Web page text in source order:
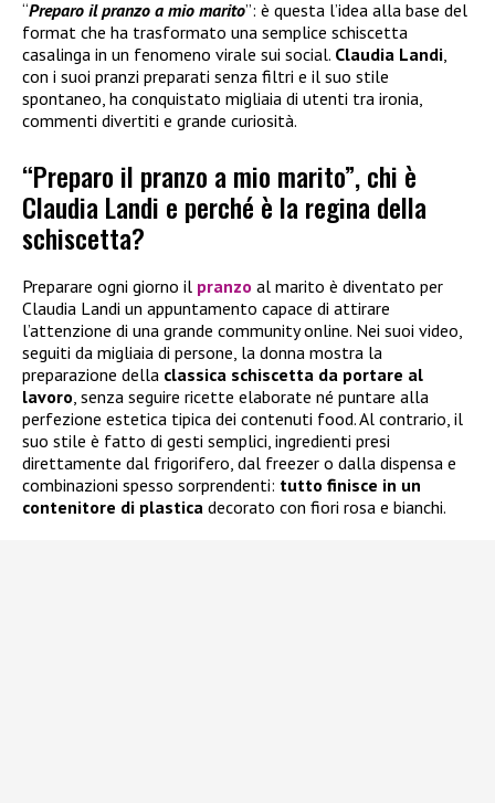
“Preparo il pranzo a mio marito”: è questa l’idea alla base del
format che ha trasformato una semplice schiscetta
casalinga in un fenomeno virale sui social. Claudia Landi
con i suoi pranzi preparati senza filtri e il suo stile
spontaneo, ha conquistato migliaia di utenti tra ironia,
commenti divertiti e grande curiosità.
“Preparo il pranzo a mio marito”, chi è
Claudia Landi e perché è la regina della
schiscetta?
Preparare ogni giorno il pranzo al marito è diventato per
Claudia Landi un appuntamento capace di attirare
l’attenzione di una grande community online. Nei suoi video,
seguiti da migliaia di persone, la donna mostra la
preparazione della classica schiscetta da portare al
lavoro, senza seguire ricette elaborate né puntare alla
perfezione estetica tipica dei contenuti food. Al contrario, il
suo stile è fatto di gesti semplici, ingredienti presi
direttamente dal frigorifero, dal freezer o dalla dispensa e
combinazioni spesso sorprendenti: tutto finisce in un
contenitore di plastica decorato con fiori rosa e bianchi.